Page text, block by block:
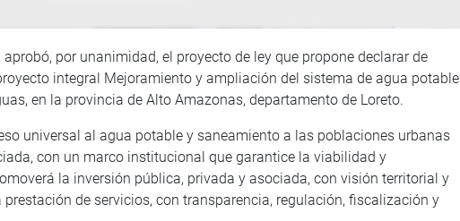
por unanimidad, el proyecto de ley que propone declarar de
integral Mejoramiento y ampliación del sistema de agua potable
en la provincia de Alto Amazonas, departamento de Loreto.
universal al agua potable y saneamiento a las poblaciones urbanas
con un marco institucional que garantice la viabilidad y
la inversión pública, privada y asociada, con visión territorial y
de servicios, con transparencia, regulación, fiscalización y